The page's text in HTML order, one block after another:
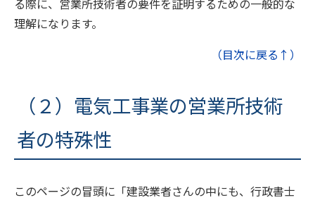
理解になります。
（目次に戻る↑）
（２）電気工事業の営業所技術
者の特殊性
このページの冒頭に「建設業者さんの中にも、行政書士